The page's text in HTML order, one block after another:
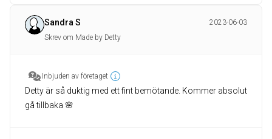
Sandra S
2023-06-03
Skrev om Made by Detty
Inbjuden av företaget
Detty är så duktig med ett fint bemötande. Kommer absolut
gå tillbaka 🌸